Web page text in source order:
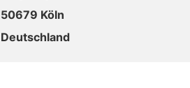
50679 Köln
Deutschland